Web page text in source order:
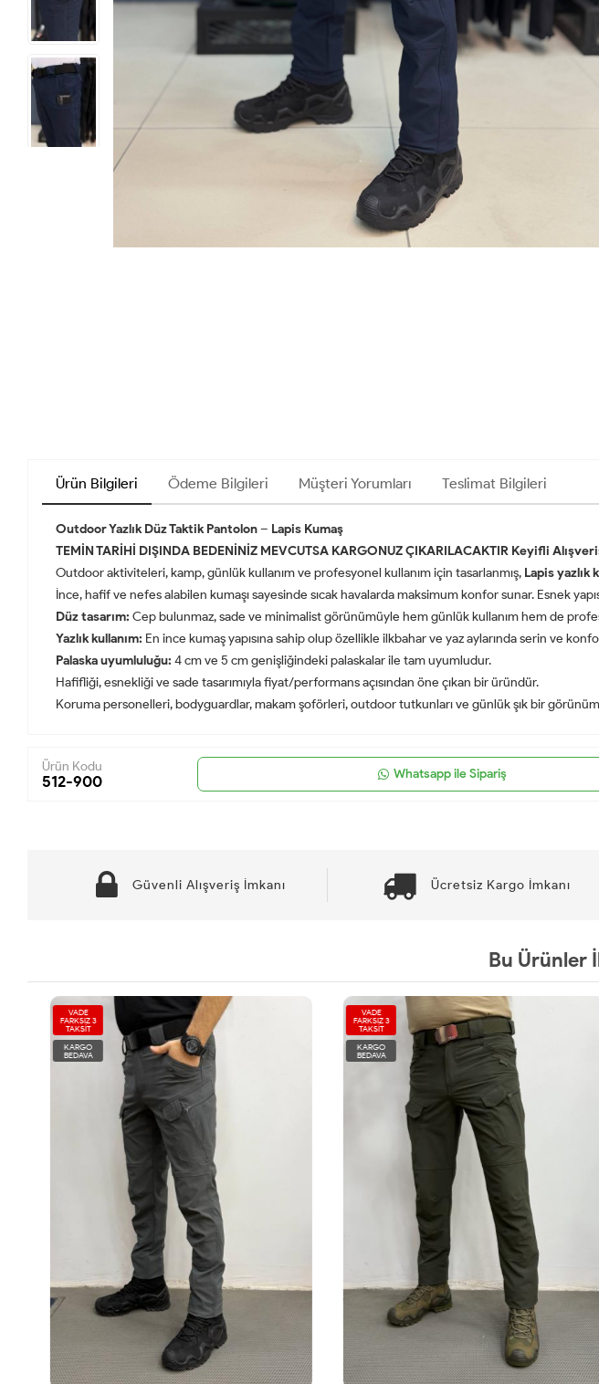
Ürün Bilgileri Ödeme Bilgileri Müşteri Yorumları Teslimat Bilgileri
Outdoor Yazlık Düz Taktik Pantolon – Lapis Kumaş
TEMİN TARİHİ DIŞINDA BEDENİNİZ MEVCUTSA KARGONUZ ÇIKARILACAKTIR Keyifli
Outdoor aktiviteleri, kamp, günlük kullanım ve profesyonel kullanım için tasarlanmış, Lapis yazlık
İnce, hafif ve nefes alabilen kumaşı sayesinde sıcak havalarda maksimum konfor sunar. Esnek
Düz tasarım: Cep bulunmaz, sade ve minimalist görünümüyle hem günlük kullanım hem de
Yazlık kullanım: En ince kumaş yapısına sahip olup özellikle ilkbahar ve yaz aylarında serin ve
Palaska uyumluluğu: 4 cm ve 5 cm genişliğindeki palaskalar ile tam uyumludur.
Hafifliği, esnekliği ve sade tasarımıyla fiyat/performans açısından öne çıkan bir üründür.
Koruma personelleri, bodyguardlar, makam şoförleri, outdoor tutkunları ve günlük şık bir
Ürün Kodu
512-900 Whatsapp ile Sipariş
Güvenli Alışveriş İmkanı Ücretsiz Kargo İmkanı
Bu Ürünler
VADE
FARKSIZ 3
TAKSİT
KARGO
BEDAVA
VADE
FARKSIZ 3
TAKSİT
KARGO
BEDAVA